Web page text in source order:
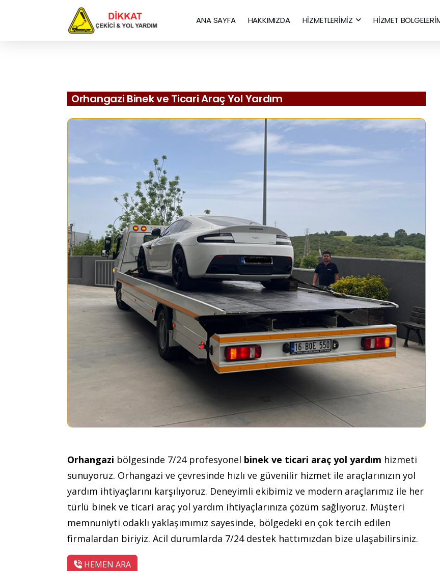
ANA SAYFA HAKKIMIZDA HİZMETLERİMİZ HİZMET
Orhangazi Binek ve Ticari Araç Yol Yardım
Orhangazi bölgesinde 7/24 profesyonel binek ve ticari araç yol yardım hizmeti
sunuyoruz. Orhangazi ve çevresinde hızlı ve güvenilir hizmet ile araçlarınızın yol
yardım ihtiyaçlarını karşılıyoruz. Deneyimli ekibimiz ve modern araçlarımız ile her
türlü binek ve ticari araç yol yardım ihtiyaçlarınıza çözüm sağlıyoruz. Müşteri
memnuniyti odaklı yaklaşımımız sayesinde, bölgedeki en çok tercih edilen
firmalardan biriyiz. Acil durumlarda 7/24 destek hattımızdan bize ulaşabilirsiniz.
HEMEN ARA